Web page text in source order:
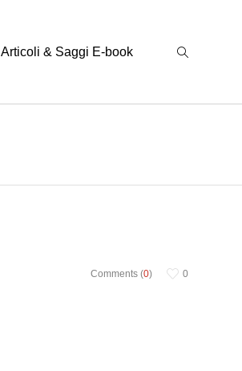
Articoli & Saggi E-book
Comments (0) 0